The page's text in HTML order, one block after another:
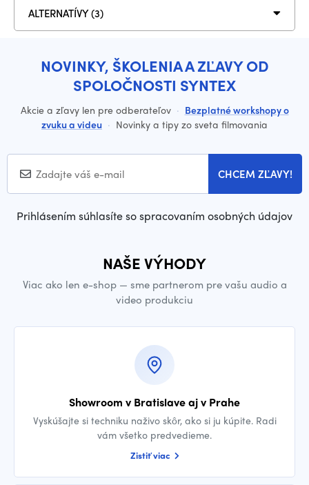
ALTERNATÍVY (3)
NOVINKY, ŠKOLENIA A ZĽAVY OD
SPOLOČNOSTI SYNTEX
Akcie a zľavy len pre odberateľov · Bezplatné workshopy o
zvuku a videu · Novinky a tipy zo sveta filmovania
CHCEM ZĽAVY!
Prihlásením súhlasíte so spracovaním osobných údajov
NAŠE VÝHODY
Viac ako len e-shop — sme partnerom pre vašu audio a
video produkciu
Showroom v Bratislave aj v Prahe
Vyskúšajte si techniku naživo skôr, ako si ju kúpite. Radi
vám všetko predvedieme.
Zistiť viac